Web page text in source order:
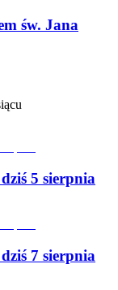
św. Jana
5 sierpnia
7 sierpnia